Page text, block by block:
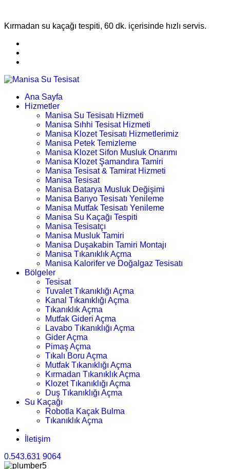
Kırmadan su kaçağı tespiti, 60 dk. içerisinde hızlı servis.
Ana Sayfa
Hizmetler
Manisa Su Tesisatı Hizmeti
Manisa Sıhhi Tesisat Hizmeti
Manisa Klozet Tesisatı Hizmetlerimiz
Manisa Petek Temizleme
Manisa Klozet Sifon Musluk Onarımı
Manisa Klozet Şamandıra Tamiri
Manisa Tesisat & Tamirat Hizmeti
Manisa Tesisat
Manisa Batarya Musluk Değişimi
Manisa Banyo Tesisatı Yenileme
Manisa Mutfak Tesisatı Yenileme
Manisa Su Kaçağı Tespiti
Manisa Tesisatçı
Manisa Musluk Tamiri
Manisa Duşakabin Tamiri Montajı
Manisa Tıkanıklık Açma
Manisa Kalorifer ve Doğalgaz Tesisatı
Bölgeler
Tesisat
Tuvalet Tıkanıklığı Açma
Kanal Tıkanıklığı Açma
Tıkanıklık Açma
Mutfak Gideri Açma
Lavabo Tıkanıklığı Açma
Gider Açma
Pimaş Açma
Tıkalı Boru Açma
Mutfak Tıkanıklığı Açma
Kırmadan Tıkanıklık Açma
Klozet Tıkanıklığı Açma
Duş Tıkanıklığı Açma
Su Kaçağı
Robotla Kaçak Bulma
Tıkanıklık Açma
İletişim
0.543.631 9064